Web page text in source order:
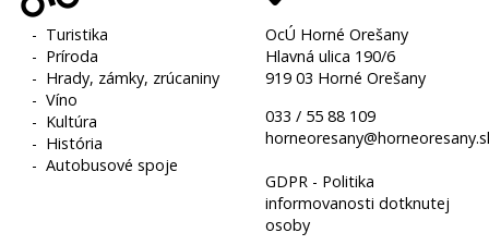
- Turistika
- Príroda
- Hrady, zámky, zrúcaniny
-Víno
- Kultúra
- História
-Autobusové spoje
OcÚ Horné Orešany
Hlavná ulica 190/6
919 03 Horné Orešany
033 / 55 88 109
GDPR - Politika
informovanosti dotknutej
osoby